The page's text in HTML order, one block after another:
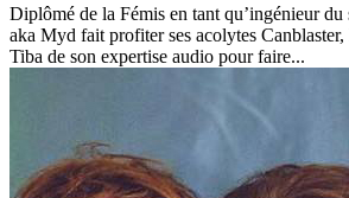
Diplômé de la Fémis en tant qu’ingénieur
aka Myd fait profiter ses acolytes Canblaster,
Tiba de son expertise audio pour faire...